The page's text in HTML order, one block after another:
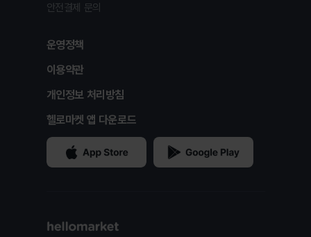
안전결제 문의
운영정책
이용약관
개인정보 처리방침
헬로마켓 앱 다운로드